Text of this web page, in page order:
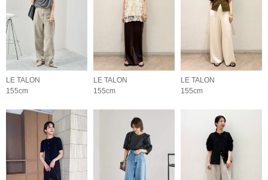
LE TALON
155cm
LE TALON
155cm
LE TALON
155cm